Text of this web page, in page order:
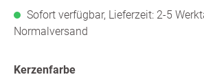
Sofort verfügbar, Lieferzeit: 2-5
Normalversand
Kerzenfarbeauswählen